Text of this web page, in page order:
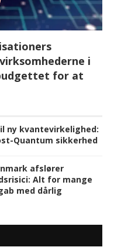
i
for at
ny kvantevirkelighed:
Quantum sikkerhed
afslører
Alt for mange
med dårlig